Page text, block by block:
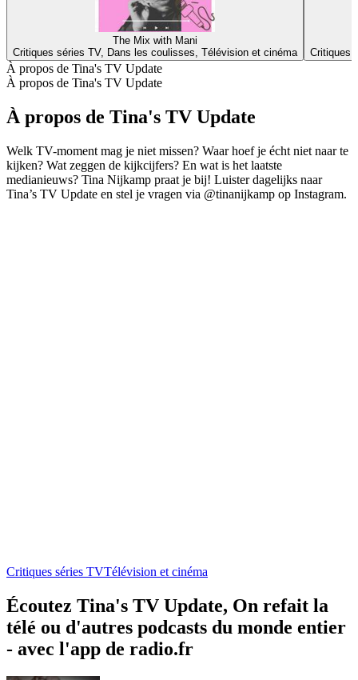
The Mix with Mani
Critiques séries TV, Dans les coulisses, Télévision et cinéma
Critiques
À propos de Tina's TV Update
À propos de Tina's TV Update
À propos de Tina's TV Update
Welk TV-moment mag je niet missen? Waar hoef je écht niet naar te
kijken? Wat zeggen de kijkcijfers? En wat is het laatste
medianieuws? Tina Nijkamp praat je bij! Luister dagelijks naar
Tina’s TV Update en stel je vragen via @tinanijkamp op Instagram.
Critiques séries TVTélévision et cinéma
Écoutez Tina's TV Update, On refait la
télé ou d'autres podcasts du monde entier
- avec l'app de radio.fr